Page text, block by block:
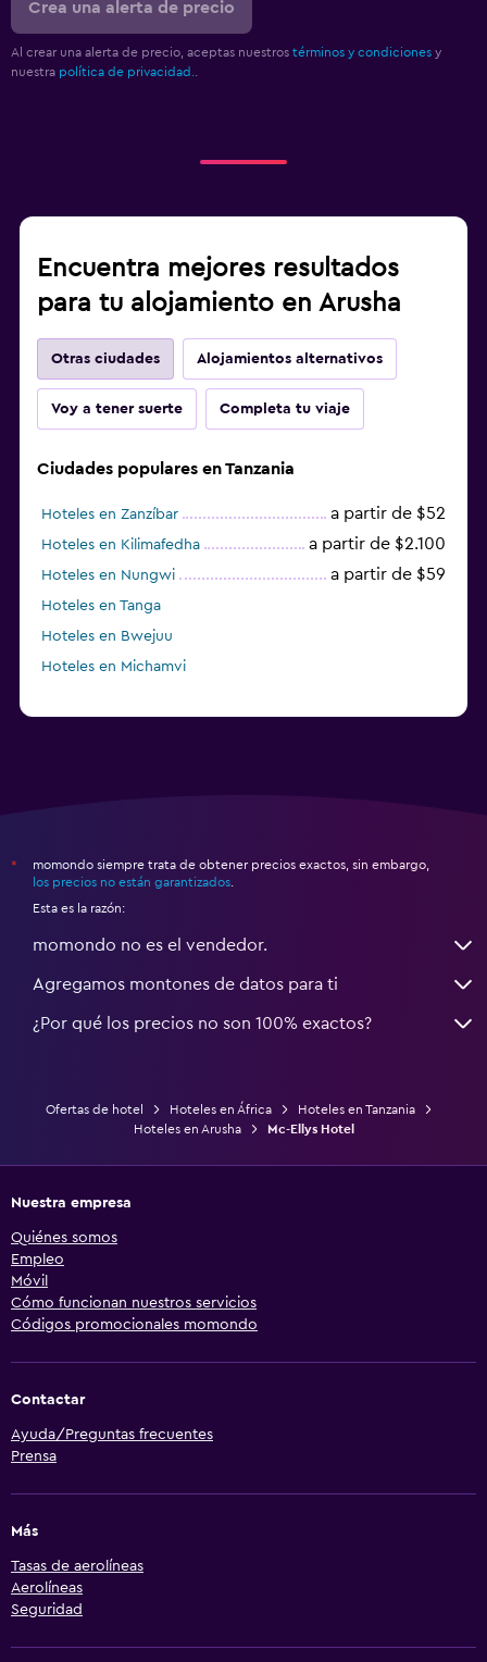
Crea una alerta de precio
Al crear una alerta de precio, aceptas nuestros términos y condiciones y
nuestra política de privacidad.
Encuentra mejores resultados
para tu alojamiento en Arusha
Otras ciudades Alojamientos alternativos
Voy a tener suerte Completa tu viaje
Ciudades populares en Tanzania
Hoteles en Zanzíbar a partir de $52
Hoteles en Kilimafedha a partir de $2.100
Hoteles en Nungwi a partir de $59
Hoteles en Tanga
Hoteles en Bwejuu
Hoteles en Michamvi
*
momondo siempre trata de obtener precios exactos, sin embargo,
los precios no están garantizados
Esta es la razón:
momondo no es el vendedor.
Agregamos montones de datos para ti
¿Por qué los precios no son 100% exactos?
Ofertas de hotel Hoteles en África
Hoteles en Tanzania
Hoteles en Arusha
Mc-Ellys Hotel
Nuestra empresa
Quiénes somos
Empleo
Móvil
Cómo funcionan nuestros servicios
Códigos promocionales momondo
Contactar
Ayuda/Preguntas frecuentes
Prensa
Más
Tasas de aerolíneas
Aerolíneas
Seguridad